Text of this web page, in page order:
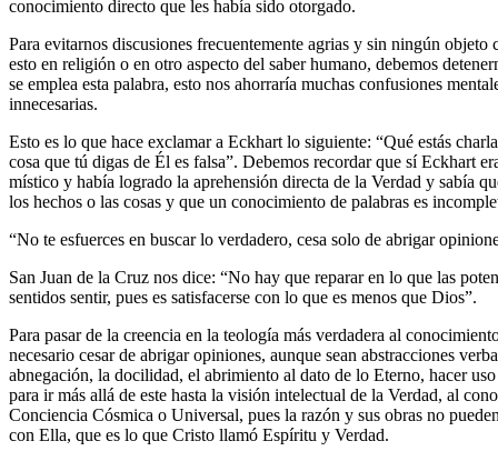
conocimiento directo que les había sido otorgado.
Para evitarnos discusiones frecuentemente agrias y sin ningún objeto
esto en religión o en otro aspecto del saber humano, debemos
se emplea esta palabra, esto nos ahorraría muchas confusiones
innecesarias.
Esto es lo que hace exclamar a Eckhart lo siguiente: “Qué estás
cosa que tú digas de Él es falsa”. Debemos recordar que sí Eckhart
místico y había logrado la aprehensión directa de la Verdad y sabía
los hechos o las cosas y que un conocimiento de palabras es
“No te esfuerces en buscar lo verdadero, cesa solo de abrigar
San Juan de la Cruz nos dice: “No hay que reparar en lo que las
sentidos sentir, pues es satisfacerse con lo que es menos que Dios”.
Para pasar de la creencia en la teología más verdadera al
necesario cesar de abrigar opiniones, aunque sean abstracciones
abnegación, la docilidad, el abrimiento al dato de lo Eterno, hacer
para ir más allá de este hasta la visión intelectual de la Verdad, al
Conciencia Cósmica o Universal, pues la razón y sus obras no
con Ella, que es lo que Cristo llamó Espíritu y Verdad.